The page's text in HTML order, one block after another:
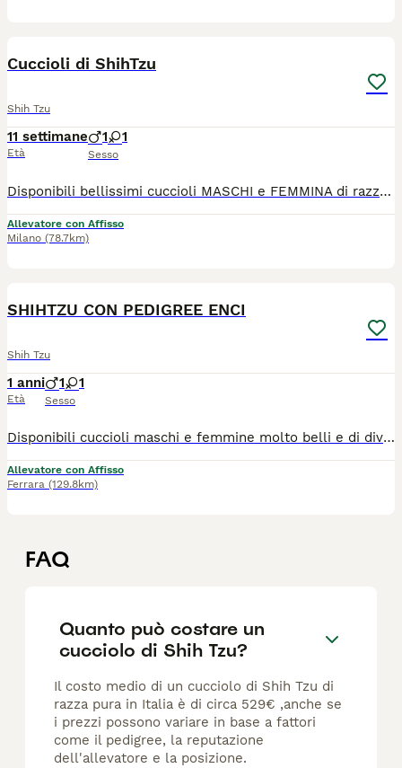
Cuccioli di ShihTzu
Shih Tzu
11 settimane
Età
1 1
Sesso
Disponibili bellissimi cuccioli MASCHI e FEMMINA di razza Shihtzu Siversi colori: 🤍 bianco/oro 🤍 bianco/marrone 🤍 bianco/rosso 🤍 tricolore 🤍 bianco/nero I nostri cuccioli sono nati presso il nostro allevamento riconosciuto ENCI e FCI in ambiente sano e curato. In allevamento dove potrete anche vedere e conoscere i genitori. Ogni cucciolo viene consegnato dai 3 mesi di età con: ✔️ Pedigree ENCI (fondamentale per certificare la razza, l'allevatore e garantire che non siano consanguinei) ✔️ Microchip inserito, quindi già iscritto all'anagrafe canina ✔️ Vaccinazioni complete ✔️ Sverminazione effettuata ✔️ Libretto sanitario ✔️Abituati a fare i bisogni sulla traversina assorbente ✔️ Mangiano crocchette secche 📍 Vieni a conoscerci 👉 Noi siamo l’Allevamento della Famiglia Contarini e ci troviamo a Solarolo in Emilia Romagna... molto vicino a Imola! Distanze indicative: 40 minuti da Bologna 1 ora e 40 minuti da Firenze 1 ora e 40 minuti da Ancona 2 ore da Verona 2 ore e 50 minuti da Milano Per trovarci facilmente puoi cercare su Google Maps: "Allevamento famiglia Contarini" 🏡 Visite in allevamento tutti i giorni PREVIO APPUNTAMENTO TELEFONICO! 🚚 CONSEGNE in tutta Italia. 💳 Possibilità di pagamento in piccole COMODE RATE. Contattaci per maggiori informazioni! 📞 TEL. 3 3 8 6 3 0 3 1 0 8 (Se il numero non è visibile, clicca in alto a destra su “Mostra numero”) 🌐 SITO www.canishihtzu.it 📸 INSTAGRAM: @allevamentofamigliacontarini
Allevatore con Affisso
Milano (78.7km)
SHIHTZU CON PEDIGREE ENCI
Shih Tzu
1 anni
Età
1 1
Sesso
Disponibili cuccioli maschi e femmine molto belli e di diversi colori (bianco/oro, bianco/rosso tricolore e bianco/nero) pronti alla consegna alla nuova famiglia. I cuccioli che noi proponiamo sono tutti nati rigorosamente presso il nostro allevamento riconosciuto ENCI e FCI di cui sono visibili i genitori. I cani vengono consegnati dopo i 3 mesi di età con: ✔️ Pedigree ENCI e documentazione sanitaria completa ✔️Microchip inserito, quindi già iscritto all'anagrafe canina ✔️ Ciclo di vaccinazioni completo ✔️ Sverminazione ✔️ Libretto sanitario ✔️ Abituati a fare i bisogni sulla traversina assorbente ✔️Mangiano crocchette secche 📍 Vieni a conoscerci: 👉Allevamento della famiglia Contarini – Solarolo, Emilia Romagna 📞 Contattaci ora per maggiori info e prezzi, visite tutti i giorni previo appuntamento:3386303108 (se non vedete il numero scritto, potete trovarlo in alto a destra cliccando sul bottone verde "mostra numero") 🌐www.canishihtzu.it INSTAGRAM: @allevamentofamigliacontarini
Allevatore con Affisso
Ferrara (129.8km)
FAQ
Quanto può costare un
cucciolo di Shih Tzu?
Il costo medio di un cucciolo di Shih Tzu di
razza pura in Italia è di circa 529€ ,anche se
i prezzi possono variare in base a fattori
come il pedigree, la reputazione
dell'allevatore e la posizione.